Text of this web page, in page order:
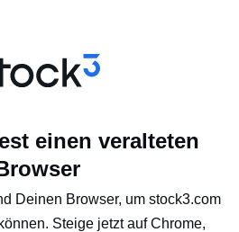
einen veralteten
Deinen Browser, um stock3.com
Steige jetzt auf Chrome,